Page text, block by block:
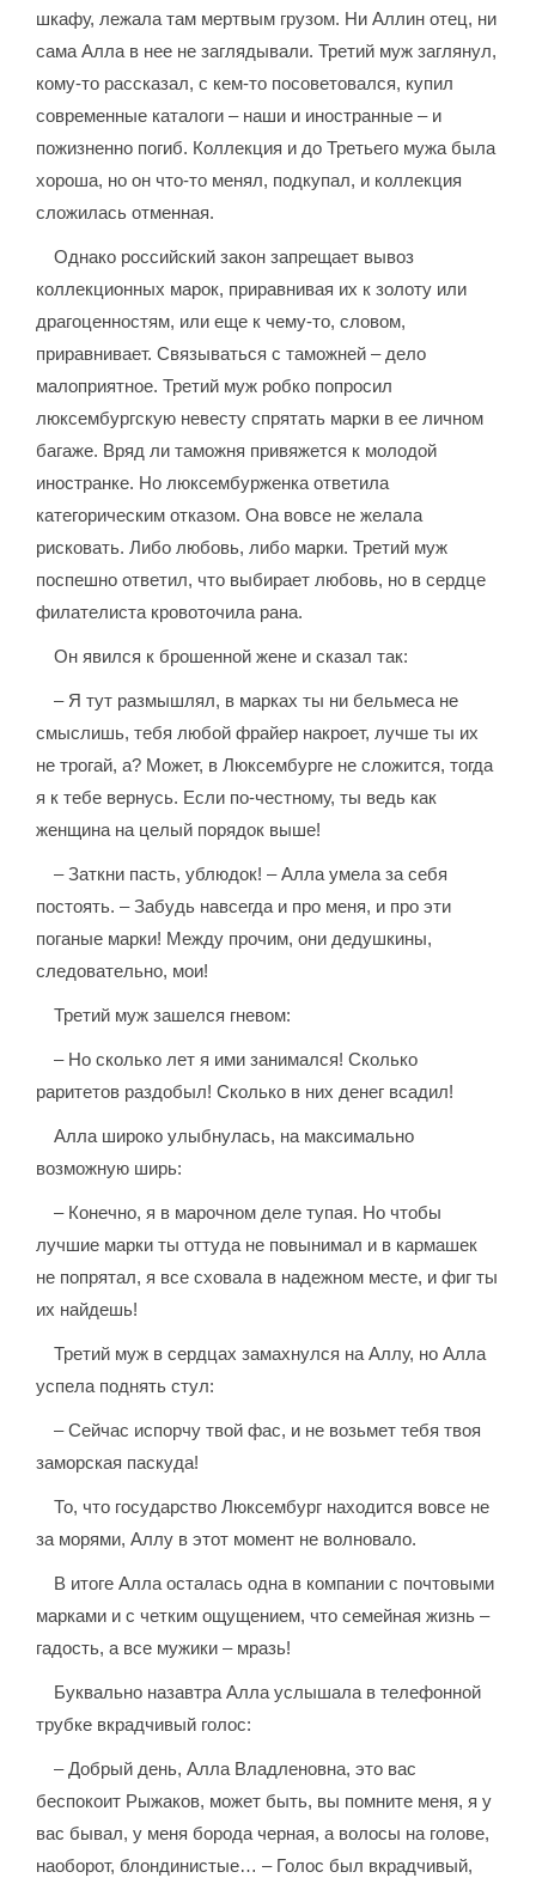
шкафу, лежала там мертвым грузом. Ни Аллин отец, ни
сама Алла в нее не заглядывали. Третий муж заглянул,
кому-то рассказал, с кем-то посоветовался, купил
современные каталоги – наши и иностранные – и
пожизненно погиб. Коллекция и до Третьего мужа была
хороша, но он что-то менял, подкупал, и коллекция
сложилась отменная.
Однако российский закон запрещает вывоз
коллекционных марок, приравнивая их к золоту или
драгоценностям, или еще к чему-то, словом,
приравнивает. Связываться с таможней – дело
малоприятное. Третий муж робко попросил
люксембургскую невесту спрятать марки в ее личном
багаже. Вряд ли таможня привяжется к молодой
иностранке. Но люксембурженка ответила
категорическим отказом. Она вовсе не желала
рисковать. Либо любовь, либо марки. Третий муж
поспешно ответил, что выбирает любовь, но в сердце
филателиста кровоточила рана.
Он явился к брошенной жене и сказал так:
– Я тут размышлял, в марках ты ни бельмеса не
смыслишь, тебя любой фрайер накроет, лучше ты их
не трогай, а? Может, в Люксембурге не сложится, тогда
я к тебе вернусь. Если по-честному, ты ведь как
женщина на целый порядок выше!
– Заткни пасть, ублюдок! – Алла умела за себя
постоять. – Забудь навсегда и про меня, и про эти
поганые марки! Между прочим, они дедушкины,
следовательно, мои!
Третий муж зашелся гневом:
– Но сколько лет я ими занимался! Сколько
раритетов раздобыл! Сколько в них денег всадил!
Алла широко улыбнулась, на максимально
возможную ширь:
– Конечно, я в марочном деле тупая. Но чтобы
лучшие марки ты оттуда не повынимал и в кармашек
не попрятал, я все сховала в надежном месте, и фиг ты
их найдешь!
Третий муж в сердцах замахнулся на Аллу, но Алла
успела поднять стул:
– Сейчас испорчу твой фас, и не возьмет тебя твоя
заморская паскуда!
То, что государство Люксембург находится вовсе не
за морями, Аллу в этот момент не волновало.
В итоге Алла осталась одна в компании с почтовыми
марками и с четким ощущением, что семейная жизнь –
гадость, а все мужики – мразь!
Буквально назавтра Алла услышала в телефонной
трубке вкрадчивый голос:
– Добрый день, Алла Владленовна, это вас
беспокоит Рыжаков, может быть, вы помните меня, я у
вас бывал, у меня борода черная, а волосы на голове,
наоборот, блондинистые… – Голос был вкрадчивый,